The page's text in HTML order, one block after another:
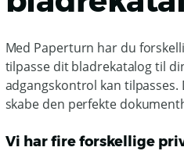
Med Paperturn har du
tilpasse dit bladrekatalog til
adgangskontrol kan
skabe den perfekte
Vi har fire forskellige